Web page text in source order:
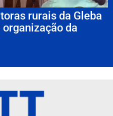
rurais da Gleba
da